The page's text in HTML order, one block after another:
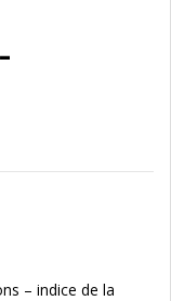
– indice de la